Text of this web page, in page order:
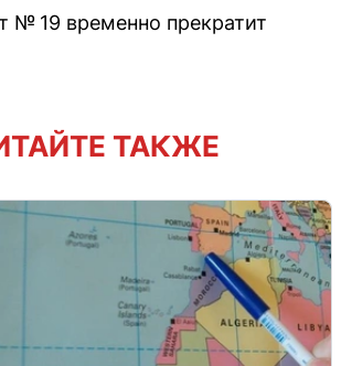
№ 19 временно прекратит
ТАКЖЕ